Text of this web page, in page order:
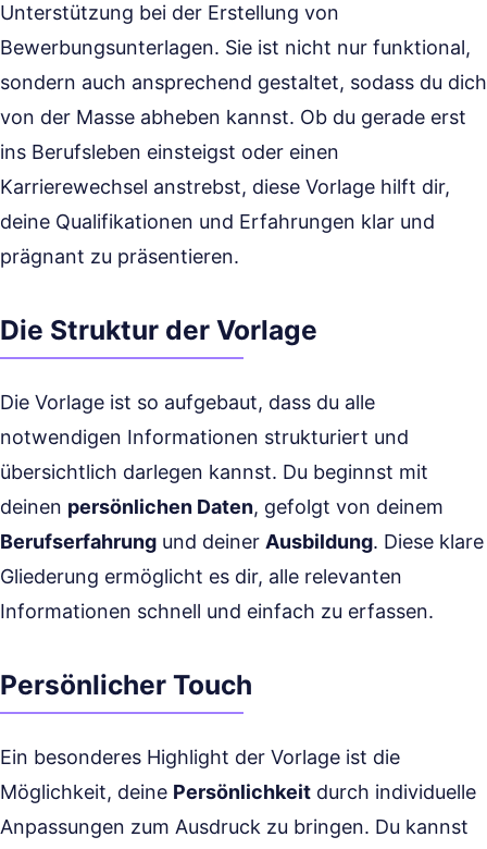
Unterstützung bei der Erstellung von
Bewerbungsunterlagen. Sie ist nicht nur funktional,
sondern auch ansprechend gestaltet, sodass du dich
von der Masse abheben kannst. Ob du gerade erst
ins Berufsleben einsteigst oder einen
Karrierewechsel anstrebst, diese Vorlage hilft dir,
deine Qualifikationen und Erfahrungen klar und
prägnant zu präsentieren.
Die Struktur der Vorlage
Die Vorlage ist so aufgebaut, dass du alle
notwendigen Informationen strukturiert und
übersichtlich darlegen kannst. Du beginnst mit
deinen persönlichen Daten, gefolgt von deinem
Berufserfahrung und deiner Ausbildung. Diese klare
Gliederung ermöglicht es dir, alle relevanten
Informationen schnell und einfach zu erfassen.
Persönlicher Touch
Ein besonderes Highlight der Vorlage ist die
Möglichkeit, deine Persönlichkeit durch individuelle
Anpassungen zum Ausdruck zu bringen. Du kannst